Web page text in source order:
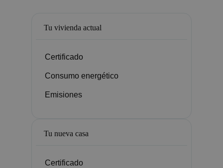
Tu vivienda actual
Certificado
Consumo energético
Emisiones
Tu nueva casa
Certificado